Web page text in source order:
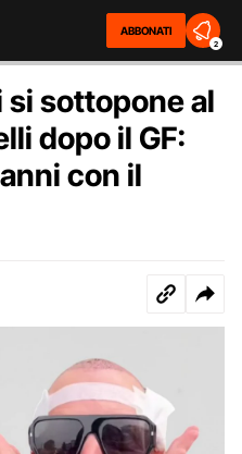
ABBONATI
2
si sottopone al
dopo il GF:
con il